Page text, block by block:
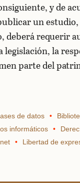
y de
un
deberá requerir
legislación, la
parte del
de datos
informáticos
Libertad de